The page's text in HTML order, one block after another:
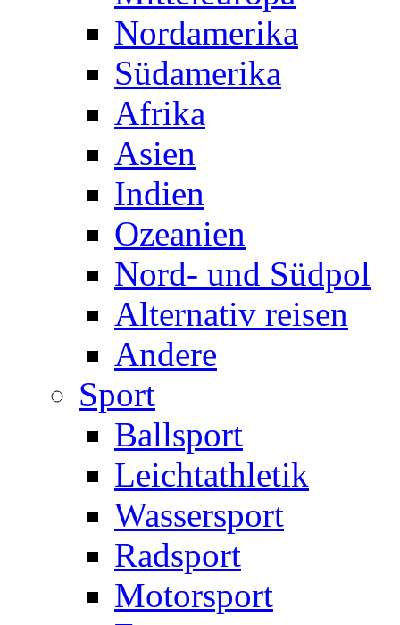
Nordamerika
Südamerika
Afrika
Asien
Indien
Ozeanien
Nord- und Südpol
Alternativ reisen
Andere
Sport
Ballsport
Leichtathletik
Wassersport
Radsport
Motorsport